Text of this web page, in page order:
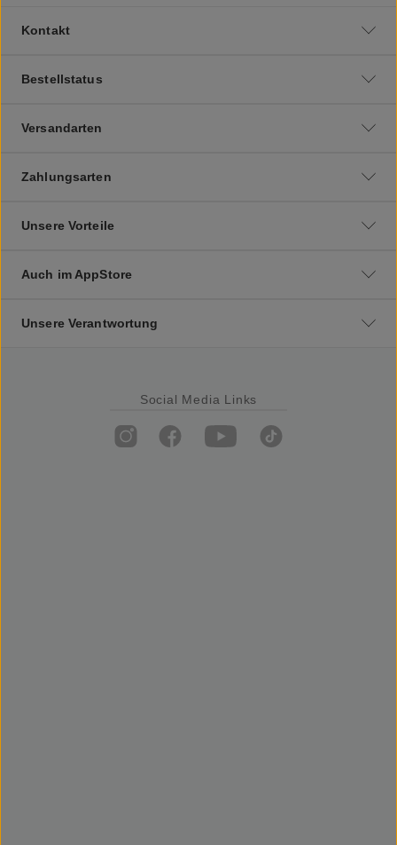
Kontakt
Bestellstatus
Versandarten
Zahlungsarten
Unsere Vorteile
Auch im AppStore
Unsere Verantwortung
Social Media Links